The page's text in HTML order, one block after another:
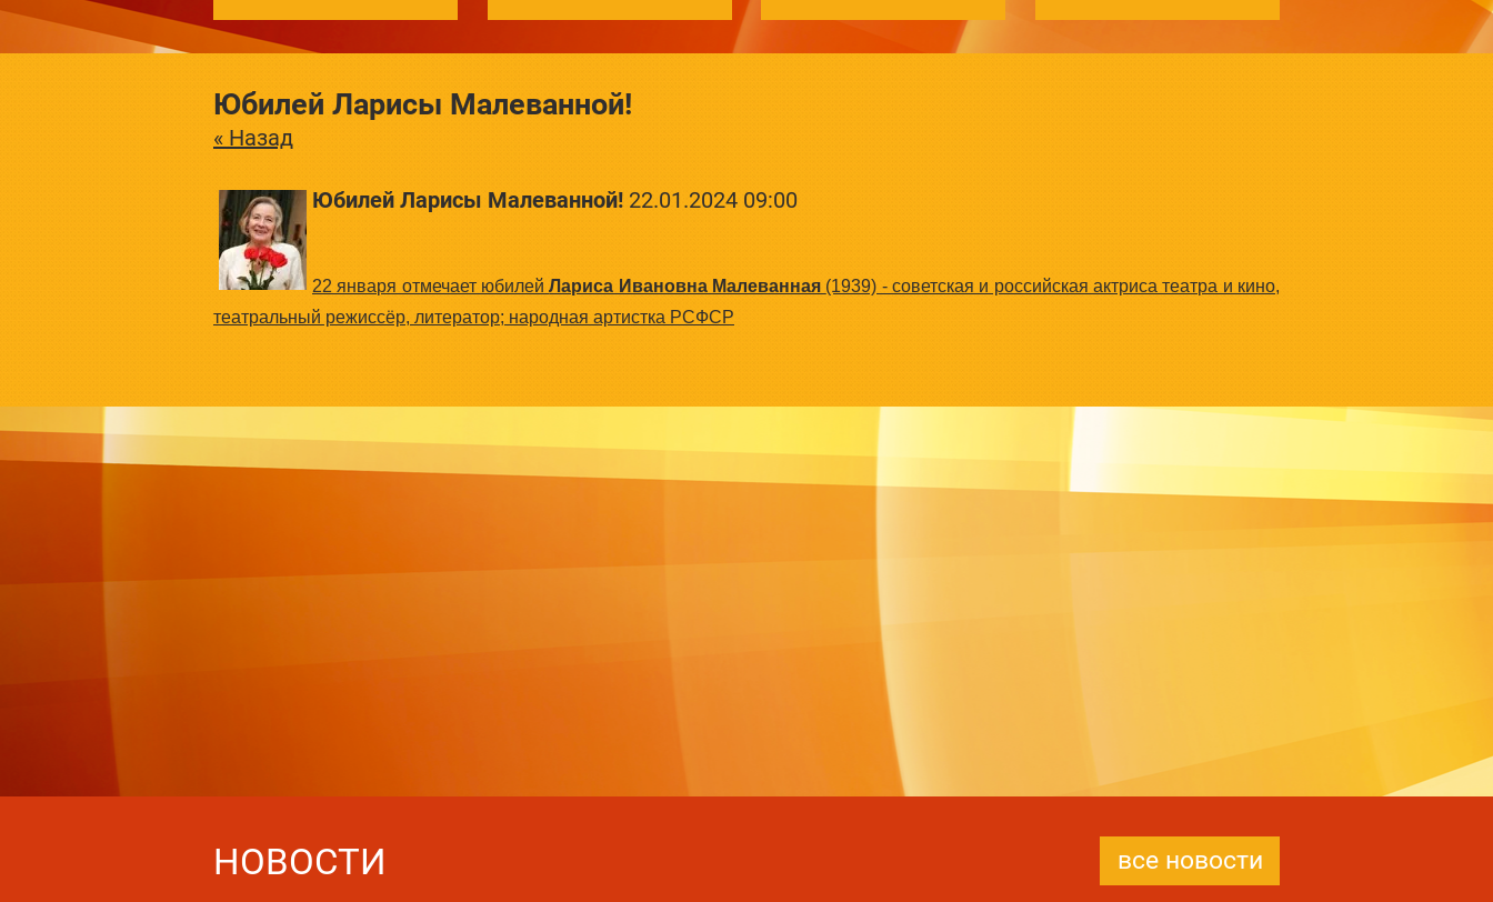
Юбилей Ларисы Малеванной!
« Назад
Юбилей Ларисы Малеванной! 22.01.2024 09:00
22 января отмечает юбилейЛариса Ивановна Малеванная (1939) - советская и российская актриса театра и кино,
театральный режиссёр, литератор; народная артистка РСФСР
НОВОСТИ все новости